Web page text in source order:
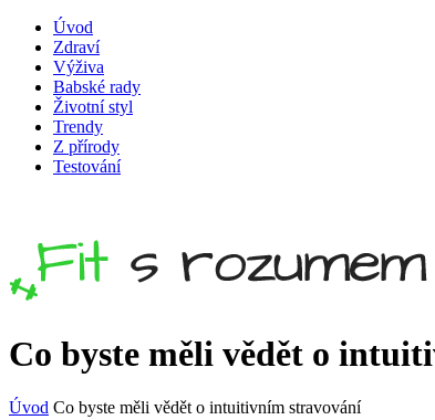
Úvod
Zdraví
Výživa
Babské rady
Životní styl
Trendy
Z přírody
Testování
Co byste měli vědět o
Úvod Co byste měli vědět o intuitivním stravování